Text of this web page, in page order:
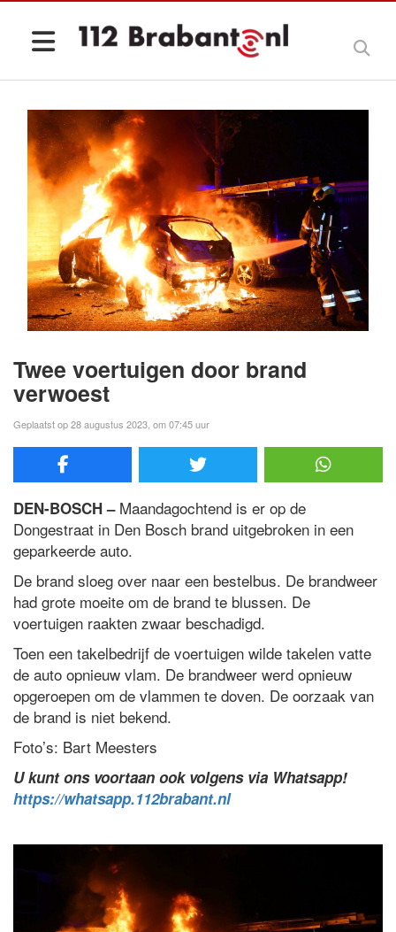
Twee voertuigen door brand
verwoest
Geplaatst op 28 augustus 2023, om 07:45 uur
DEN-BOSCH – Maandagochtend is er op de
Dongestraat in Den Bosch brand uitgebroken in een
geparkeerde auto.
De brand sloeg over naar een bestelbus. De brandweer
had grote moeite om de brand te blussen. De
voertuigen raakten zwaar beschadigd.
Toen een takelbedrijf de voertuigen wilde takelen vatte
de auto opnieuw vlam. De brandweer werd opnieuw
opgeroepen om de vlammen te doven. De oorzaak van
de brand is niet bekend.
Foto’s: Bart Meesters
U kunt ons voortaan ook volgens via Whatsapp!
https://whatsapp.112brabant.nl